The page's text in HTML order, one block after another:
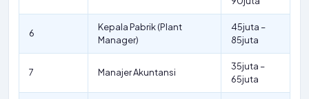
6
Kepala Pabrik (Plant
Manager)
45juta –
85juta
7 Manajer Akuntansi
35juta –
65juta